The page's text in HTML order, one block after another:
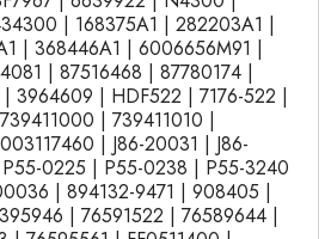
| 168375A1 | 282203A1 |
| 368446A1 | 6006656M91 |
| 87516468 | 87780174 |
| 3964609 | HDF522 | 7176-522 |
| 739411010 |
| J86-20031 | J86-
0225 | P55-0238 | P55-3240
| 894132-9471 | 908405 |
| 76591522 | 76589644 |